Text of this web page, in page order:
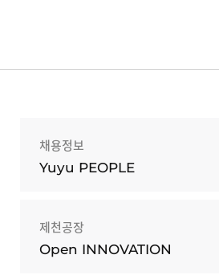
채용정보
Yuyu PEOPLE
제천공장
Open INNOVATION